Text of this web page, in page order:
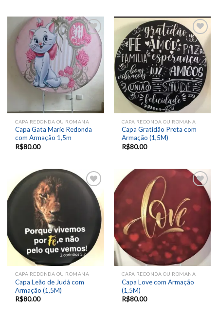
Add to
wishlist
CAPA REDONDA OU ROMANA
Capa Gata Marie Redonda
com Armação 1,5m
R$80.00
Add to
wishlist
CAPA REDONDA OU ROMANA
Capa Gratidão Preta com
Armação (1,5M)
R$80.00
Add to
wishlist
CAPA REDONDA OU ROMANA
Capa Leão de Judá com
Armação (1,5M)
R$80.00
wishlist
CAPA REDONDA OU ROMANA
Capa Love com Armação
(1,5M)
R$80.00